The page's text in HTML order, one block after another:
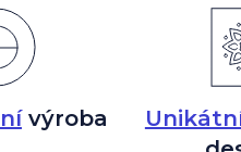
výroba